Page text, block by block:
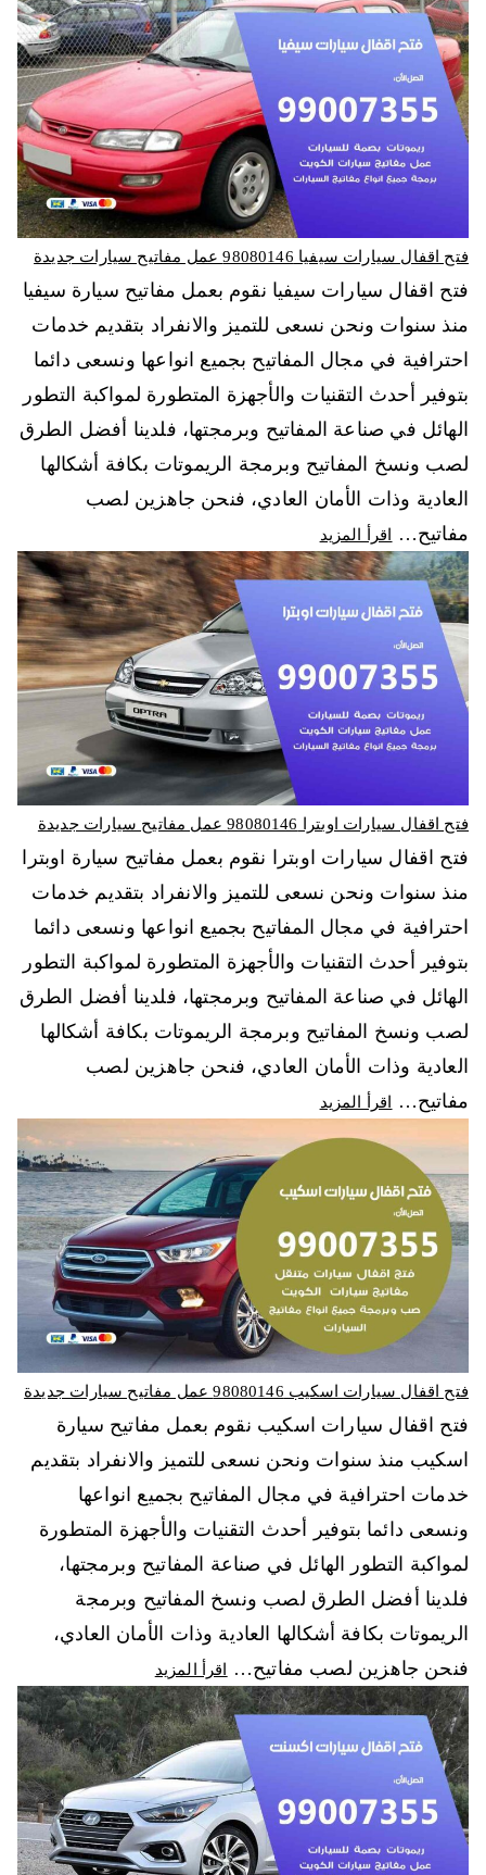
فتح اقفال سيارات سيفيا 98080146‬ عمل مفاتيح سيارات جديدة
فتح اقفال سيارات سيفيا نقوم بعمل مفاتيح سيارة سيفيا
منذ سنوات ونحن نسعى للتميز والانفراد بتقديم خدمات
احترافية في مجال المفاتيح بجميع انواعها ونسعى دائما
بتوفير أحدث التقنيات والأجهزة المتطورة لمواكبة التطور
الهائل في صناعة المفاتيح وبرمجتها، فلدينا أفضل الطرق
لصب ونسخ المفاتيح وبرمجة الريموتات بكافة أشكالها
العادية وذات الأمان العادي، فنحن جاهزين لصب
مفاتيح…
اقرأ المزيد
فتح اقفال سيارات اوبترا 98080146‬ عمل مفاتيح سيارات جديدة
فتح اقفال سيارات اوبترا نقوم بعمل مفاتيح سيارة اوبترا
منذ سنوات ونحن نسعى للتميز والانفراد بتقديم خدمات
احترافية في مجال المفاتيح بجميع انواعها ونسعى دائما
بتوفير أحدث التقنيات والأجهزة المتطورة لمواكبة التطور
الهائل في صناعة المفاتيح وبرمجتها، فلدينا أفضل الطرق
لصب ونسخ المفاتيح وبرمجة الريموتات بكافة أشكالها
العادية وذات الأمان العادي، فنحن جاهزين لصب
مفاتيح…
اقرأ المزيد
فتح اقفال سيارات اسكيب 98080146‬ عمل مفاتيح سيارات جديدة
فتح اقفال سيارات اسكيب نقوم بعمل مفاتيح سيارة
اسكيب منذ سنوات ونحن نسعى للتميز والانفراد بتقديم
خدمات احترافية في مجال المفاتيح بجميع انواعها
ونسعى دائما بتوفير أحدث التقنيات والأجهزة المتطورة
لمواكبة التطور الهائل في صناعة المفاتيح وبرمجتها،
فلدينا أفضل الطرق لصب ونسخ المفاتيح وبرمجة
الريموتات بكافة أشكالها العادية وذات الأمان العادي،
فنحن جاهزين لصب مفاتيح…
اقرأ المزيد